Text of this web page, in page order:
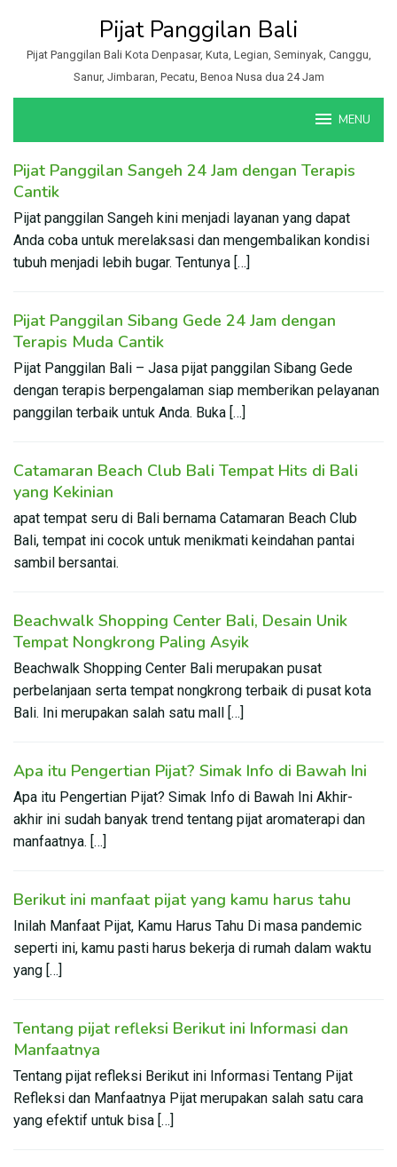
konten
Pijat Panggilan Bali
Pijat Panggilan Bali Kota Denpasar, Kuta, Legian, Seminyak, Canggu,
Sanur, Jimbaran, Pecatu, Benoa Nusa dua 24 Jam
MENU
Blog
Pijat Panggilan Sangeh 24 Jam dengan Terapis
Cantik
Pijat panggilan Sangeh kini menjadi layanan yang dapat
Anda coba untuk merelaksasi dan mengembalikan kondisi
tubuh menjadi lebih bugar. Tentunya […]
Pijat Panggilan Sibang Gede 24 Jam dengan
Terapis Muda Cantik
Pijat Panggilan Bali – Jasa pijat panggilan Sibang Gede
dengan terapis berpengalaman siap memberikan pelayanan
panggilan terbaik untuk Anda. Buka […]
Catamaran Beach Club Bali Tempat Hits di Bali
yang Kekinian
apat tempat seru di Bali bernama Catamaran Beach Club
Bali, tempat ini cocok untuk menikmati keindahan pantai
sambil bersantai.
Beachwalk Shopping Center Bali, Desain Unik
Tempat Nongkrong Paling Asyik
Beachwalk Shopping Center Bali merupakan pusat
perbelanjaan serta tempat nongkrong terbaik di pusat kota
Bali. Ini merupakan salah satu mall […]
Apa itu Pengertian Pijat? Simak Info di Bawah Ini
Apa itu Pengertian Pijat? Simak Info di Bawah Ini Akhir-
akhir ini sudah banyak trend tentang pijat aromaterapi dan
manfaatnya. […]
Berikut ini manfaat pijat yang kamu harus tahu
Inilah Manfaat Pijat, Kamu Harus Tahu Di masa pandemic
seperti ini, kamu pasti harus bekerja di rumah dalam waktu
yang […]
Tentang pijat refleksi Berikut ini Informasi dan
Manfaatnya
Tentang pijat refleksi Berikut ini Informasi Tentang Pijat
Refleksi dan Manfaatnya Pijat merupakan salah satu cara
yang efektif untuk bisa […]